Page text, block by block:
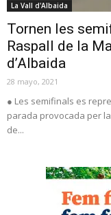
La Vall d'Albaida
Tornen les
Raspall de la
d’Albaida
28 mayo, 2021
● Les semifinals es
parada provocada per
de...